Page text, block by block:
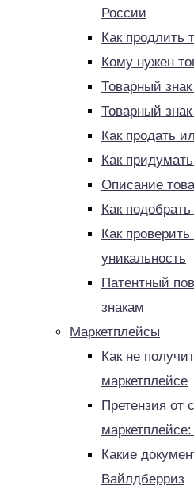
России
Как продлить
Кому нужен
Товарный
Товарный
Как продать
Как
Описание
Как
Как
уникальность
Патентный
знакам
Маркетплейсы
Как не
маркетплейсе
Претензия от
Какие
Вайлдберриз